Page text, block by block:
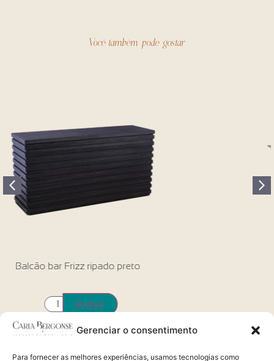
Gerenciar o consentimento
Para fornecer as melhores experiências, usamos tecnologias como
Você também pode gostar
Mesa retangular MDF pau ferro